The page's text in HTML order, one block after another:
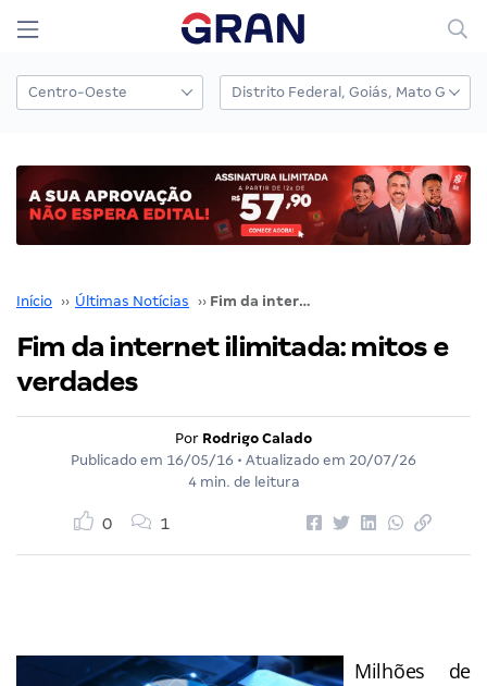
Início ›› Últimas Notícias ›› Fim da internet ilimitada: mitos e verdades
Fim da internet ilimitada: mitos e
verdades
Por Rodrigo Calado
Publicado em 16/05/16 • Atualizado em 20/07/26
4 min. de leitura
0 1
Milhões de